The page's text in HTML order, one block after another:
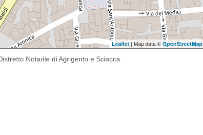
Leaflet | Map data © OpenStreetMap
Notarile di Agrigento e Sciacca.